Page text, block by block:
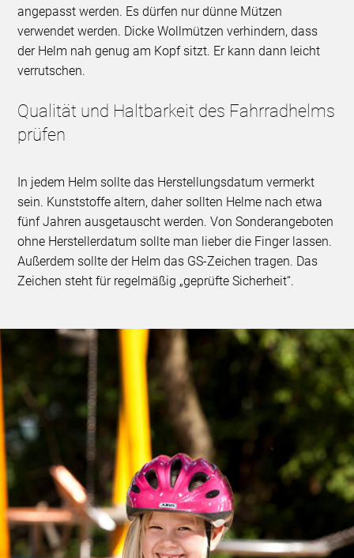
angepasst werden. Es dürfen nur dünne Mützen
verwendet werden. Dicke Wollmützen verhindern, dass
der Helm nah genug am Kopf sitzt. Er kann dann leicht
verrutschen.
Qualität und Haltbarkeit des Fahrradhelms
prüfen
In jedem Helm sollte das Herstellungsdatum vermerkt
sein. Kunststoffe altern, daher sollten Helme nach etwa
fünf Jahren ausgetauscht werden. Von Sonderangeboten
ohne Herstellerdatum sollte man lieber die Finger lassen.
Außerdem sollte der Helm das GS-Zeichen tragen. Das
Zeichen steht für regelmäßig „geprüfte Sicherheit“.